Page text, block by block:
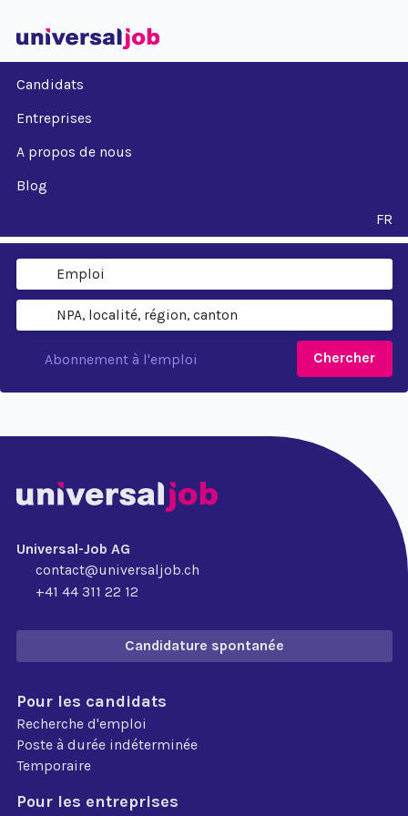
Candidats
Entreprises
A propos de nous
Blog
FR
Chercher
Abonnement à l'emploi
Universal-Job AG
contact@universaljob.ch
+41 44 311 22 12
Candidature spontanée
Pour les candidats
Recherche d'emploi
Poste à durée indéterminée
Temporaire
Pour les entreprises